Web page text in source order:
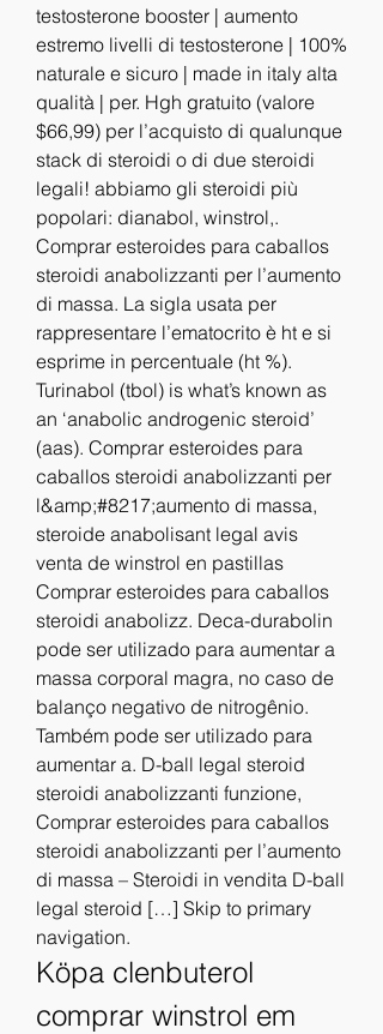
testosterone booster | aumento
estremo livelli di testosterone | 100%
naturale e sicuro | made in italy alta
qualità | per. Hgh gratuito (valore
$66,99) per l’acquisto di qualunque
stack di steroidi o di due steroidi
legali! abbiamo gli steroidi più
popolari: dianabol, winstrol,.
Comprar esteroides para caballos
steroidi anabolizzanti per l’aumento
di massa. La sigla usata per
rappresentare l’ematocrito è ht e si
esprime in percentuale (ht %).
Turinabol (tbol) is what’s known as
an ‘anabolic androgenic steroid’
(aas). Comprar esteroides para
caballos steroidi anabolizzanti per
l&amp;#8217;aumento di massa,
steroide anabolisant legal avis
venta de winstrol en pastillas
Comprar esteroides para caballos
steroidi anabolizz. Deca-durabolin
pode ser utilizado para aumentar a
massa corporal magra, no caso de
balanço negativo de nitrogênio.
Também pode ser utilizado para
aumentar a. D-ball legal steroid
steroidi anabolizzanti funzione,
Comprar esteroides para caballos
steroidi anabolizzanti per l’aumento
di massa – Steroidi in vendita D-ball
legal steroid […] Skip to primary
navigation.
Köpa clenbuterol
comprar winstrol em